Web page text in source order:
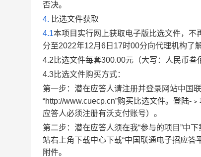
否决。
4. 比选文件获取
4.1本项目实行网上获取电子版比选文件，
分至2022年12月6日17时00分向代理机构了
4.2 比选文件每套300.00元（大写：人民币叁
4.3比选文件购买方式：
第一步：潜在应答人请注册并登录网站中国
“http://www.cuecp.cn”购买比选文件。登陆-
应答人必须注册有沃支付账号）。
第二步：潜在应答人须在我“参与的项目”中
站右上角下载中心下载“中国联通电子招应
附件。